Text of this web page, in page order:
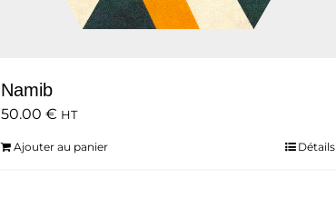
Namib
50.00 € HT
Ajouter au panier Détails